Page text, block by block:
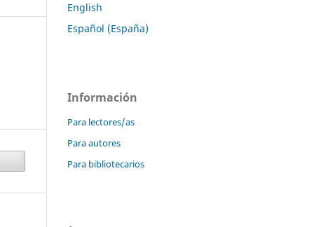
English
Español (España)
Información
Para lectores/as
Para autores
Para bibliotecarios